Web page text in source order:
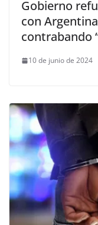
Gobierno
con
contrabando
10 de junio de 2024